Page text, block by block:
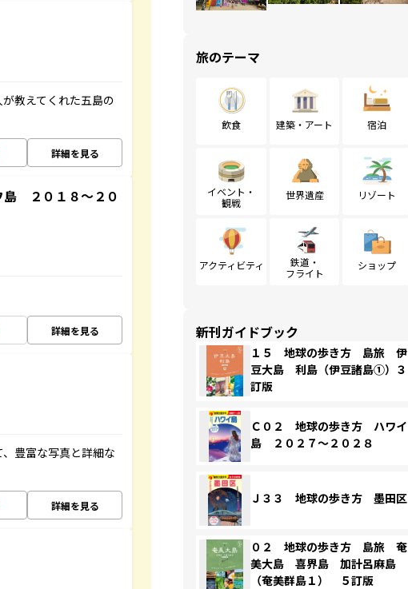
教えてくれた五島の
詳細を見る
２０１８～２０
詳細を見る
豊富な写真と詳細な
詳細を見る
旅のテーマ
飲食 建築・アート 宿泊
イベント・
観戦
世界遺産 リゾート
アクティビティ
鉄道・
フライト
ショップ
新刊ガイドブック
１５ 地球の歩き方 島旅 伊
豆大島 利島（伊豆諸島①）３
訂版
Ｃ０２ 地球の歩き方 ハワイ
島 ２０２７～２０２８
Ｊ３３ 地球の歩き方 墨田区
０２ 地球の歩き方 島旅 奄
美大島 喜界島 加計呂麻島
（奄美群島１） ５訂版